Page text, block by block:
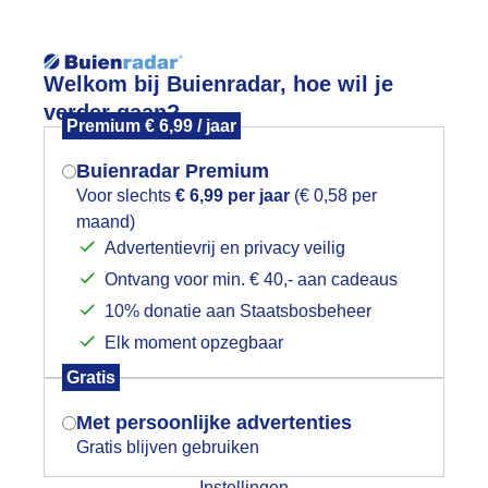
Welkom bij Buienradar, hoe wil je
verder gaan?
Premium € 6,99 / jaar
Buienradar Premium
Voor slechts € 6,99 per jaar (€ 0,58 per
maand)
Advertentievrij en privacy veilig
Ontvang voor min. € 40,- aan cadeaus
10% donatie aan Staatsbosbeheer
Elk moment opzegbaar
Gratis
Met persoonlijke advertenties
Gratis blijven gebruiken
Lees meer.
Foto en video Weerzine
Zoeken in
verzamelde zich vanmiddag
Mogen we je locatie gebruiken voor
het weer?
Indien je hier nog geen akkoord op hebt
gegeven, verschijnt er zo een pop-up uit
je browser waarin deze toestemming
gevraagd wordt.